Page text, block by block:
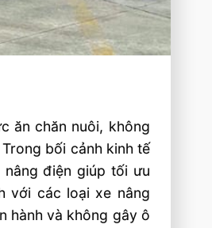
ăn chăn nuôi, không
bối cảnh kinh tế
nâng điện giúp tối ưu
với các loại xe nâng
hành và không gây ô